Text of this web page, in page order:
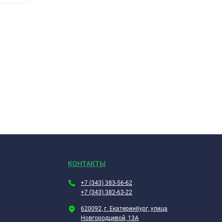
КОНТАКТЫ
+7 (343) 383-56-62
+7 (343) 382-63-22
620092, г. Екатеринбург, улица
Новгородцевой, 13А